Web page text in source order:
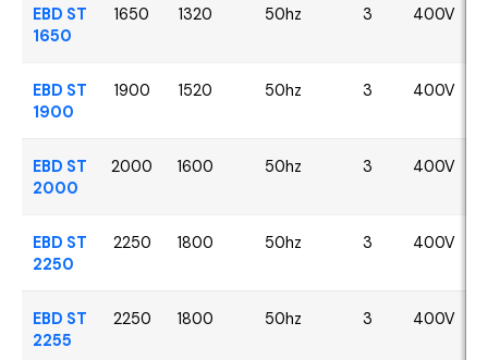
EBD ST
1650
1650 1320 50hz 3 400V
EBD ST
1900
1900 1520 50hz 3 400V
EBD ST
2000
2000 1600 50hz 3 400V
EBD ST
2250
2250 1800 50hz 3 400V
EBD ST
2255
2250 1800 50hz 3 400V